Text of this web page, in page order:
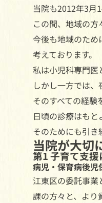
当院も2012年3月
この間、地域の方
今後も地域のた
考えております。
私は小児科専門医
しかし一方では
そのすべての経験
日頃の診療はもと
そのためにも引き
当院が大切
第1 子育て支
病児・保育病後児
江東区の委託事
課の方々と、より